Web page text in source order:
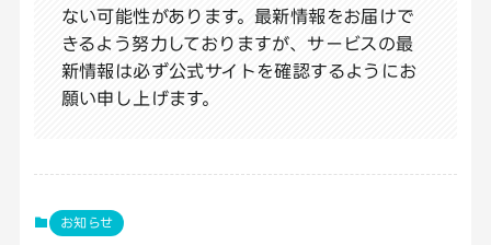
ない可能性があります。最新情報をお届けで
きるよう努力しておりますが、サービスの最
新情報は必ず公式サイトを確認するようにお
願い申し上げます。
お知らせ